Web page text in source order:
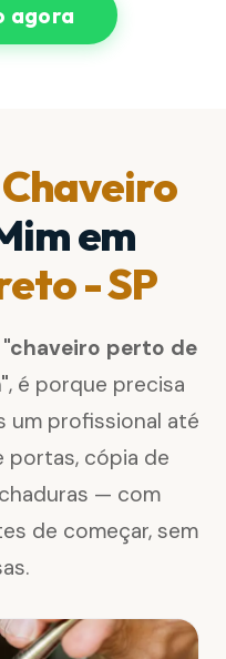
agora
Chaveiro
em
- SP
"chaveiro perto de
, é porque precisa
um profissional até
portas, cópia de
— com
de começar, sem